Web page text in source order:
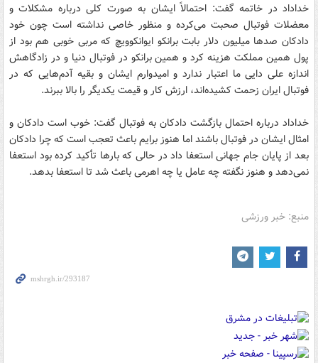
خداداد در خاتمه گفت: احتمالاً ایشان به صورت کلی درباره مشکلات و
معضلات فوتبال صحبت می‌کرده و منظور خاصی نداشته است چون خود
دادکان صدها میلیون دلار بابت برانکو ایوانکوویچ که مربی خوبی هم بود از
پول همین مملکت هزینه کرد و همین برانکو در فوتبال دنیا و در زادگاهش
اندازه علی دایی ما اعتبار ندارد و امیدوارم ایشان و بقیه آدم‌هایی که در
فوتبال ایران زحمت کشیده‌اند، ارزش کار و قیمت یکدیگر را بالا ببرند.
خداداد درباره احتمال بازگشت دادکان به فوتبال گفت: خوب است دادکان و
امثال ایشان در فوتبال باشند اما هنوز برایم باعث تعجب است که چرا دادکان
بعد از پایان جام‌ جهانی استعفا داد در حالی که بارها تأکید کرده بود استعفا
نمی‌دهد و هنوز نگفته چه عامل یا چه اهرمی باعث شد تا استعفا بدهد.
منبع: خبر ورزشی